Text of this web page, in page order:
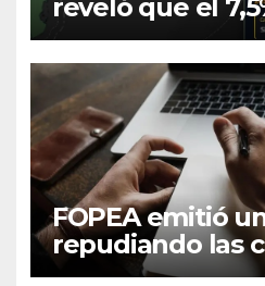
reveló que el
tierras rurales
Plata
extranjeros
FOPEA emitió
repudiando las
pseudo